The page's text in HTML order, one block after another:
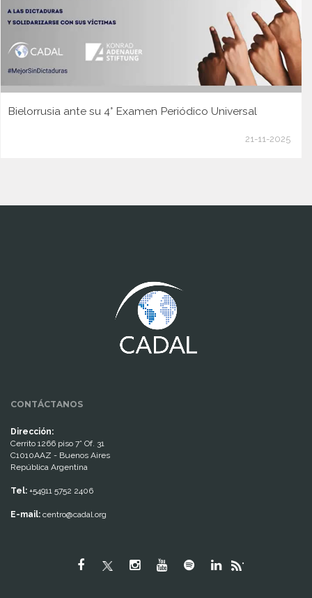
Bielorrusia ante su 4° Examen Periódico Universal
21-11-2025
CONTÁCTANOS
Dirección:
Cerrito 1266 piso 7° Of. 31
C1010AAZ - Buenos Aires
República Argentina
Tel: +54911 5752 2406
E-mail: centro@cadal.org
"